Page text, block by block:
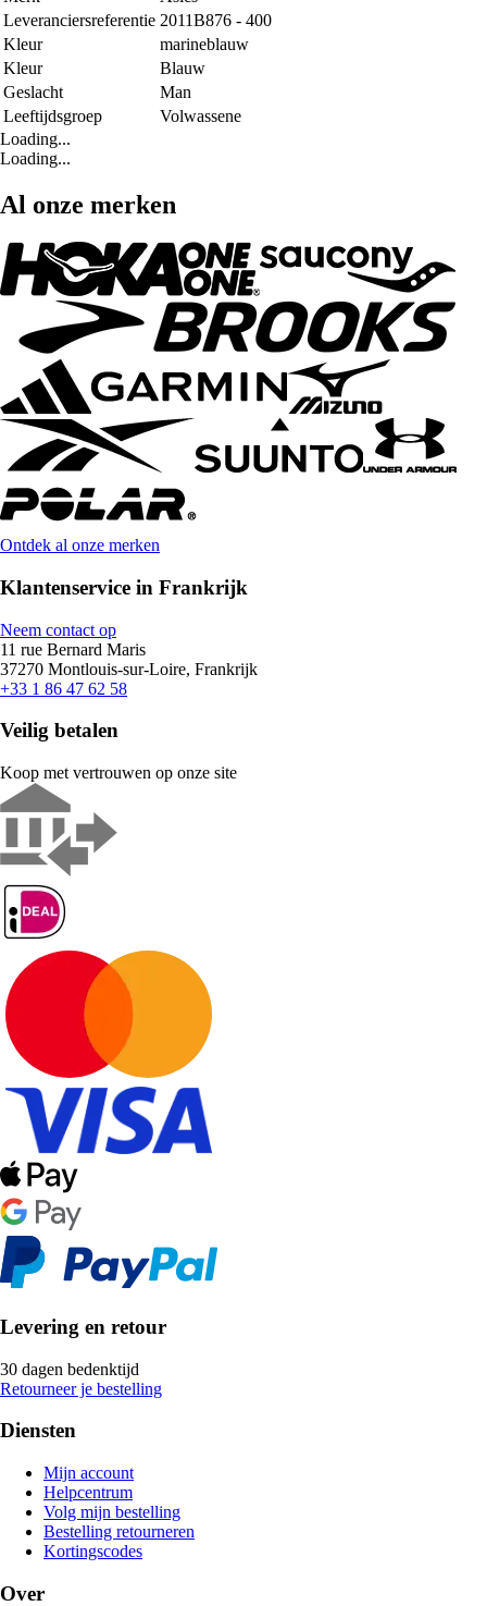
Leveranciersreferentie 2011B876 - 400
Kleur
marineblauw
Kleur
Blauw
Geslacht
Man
Leeftijdsgroep
Volwassene
Loading...
Loading...
Al onze merken
Ontdek al onze merken
Klantenservice in Frankrijk
Neem contact op
11 rue Bernard Maris
37270 Montlouis-sur-Loire, Frankrijk
+33 1 86 47 62 58
Veilig betalen
Koop met vertrouwen op onze site
Levering en retour
30 dagen bedenktijd
Retourneer je bestelling
Diensten
Mijn account
Helpcentrum
Volg mijn bestelling
Bestelling retourneren
Kortingscodes
Over